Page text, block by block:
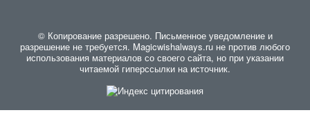
© Копирование разрешено. Письменное уведомление и
разрешение не требуется. Magicwishalways.ru не против любого
использования материалов со своего сайта, но при указании
читаемой гиперссылки на источник.